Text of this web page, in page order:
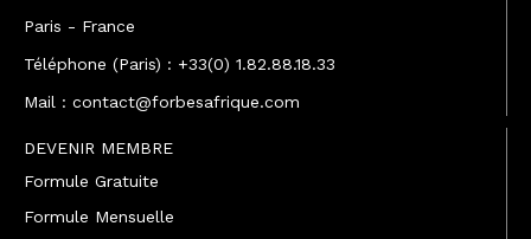
Paris - France
Téléphone (Paris) : +33(0) 1.82.88.18.33
Mail : contact@forbesafrique.com
DEVENIR MEMBRE
Formule Gratuite
Formule Mensuelle